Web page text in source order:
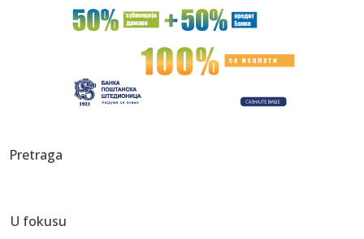
07:11:Na Preševu bez većih gužvi, ali se tokom dana očekuje
pojača...
Najveći fenomen na tržištu nekretnina u Srbiji: Kuće u ovom
07:10:[PLAĆENI PIČ?] MILKA NEGROVIĆ,
07:03:
Pretraga
U fokusu